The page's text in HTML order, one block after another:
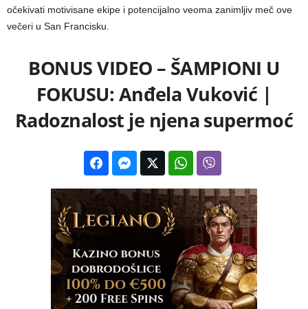
očekivati motivisane ekipe i potencijalno veoma zanimljiv meč ove
večeri u San Francisku.
BONUS VIDEO – ŠAMPIONI U
FOKUSU: Anđela Vuković |
Radoznalost je njena supermoć